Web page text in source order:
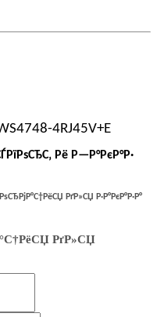
4RJ45V+E
Рё Р—Р°РєР°Р·
РґР»СЏ Р·Р°РєР°Р·Р°
РґР»СЏ